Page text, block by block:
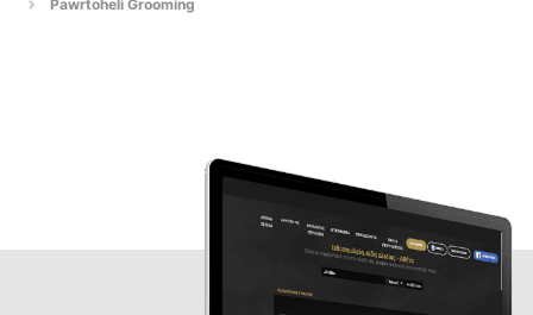
Pawrtoheli Grooming